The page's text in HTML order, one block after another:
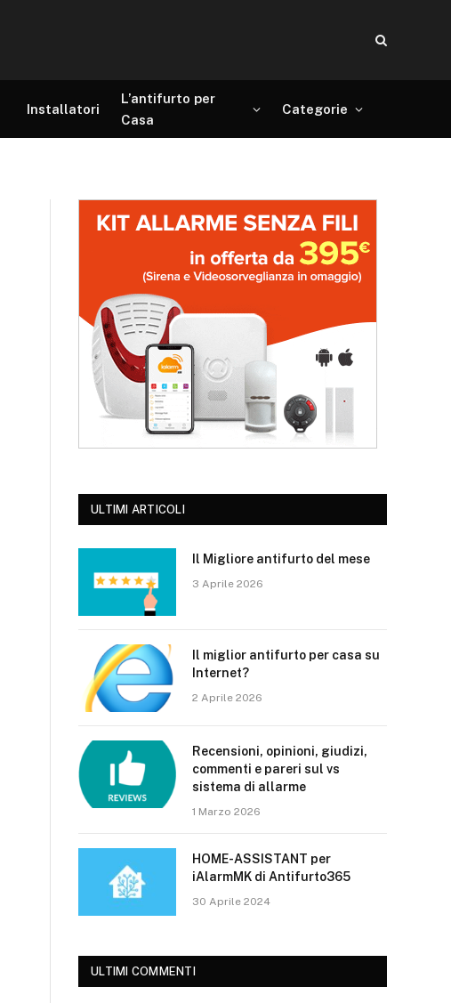
Installatori
L’antifurto per
Casa
Categorie
ULTIMI ARTICOLI
Il Migliore antifurto del mese
3 Aprile 2026
Il miglior antifurto per casa su
Internet?
2 Aprile 2026
Recensioni, opinioni, giudizi,
commenti e pareri sul vs
sistema di allarme
1 Marzo 2026
HOME-ASSISTANT per
iAlarmMK di Antifurto365
30 Aprile 2024
ULTIMI COMMENTI